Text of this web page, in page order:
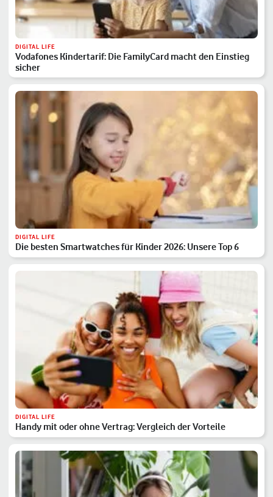
DIGITAL LIFE
Vodafones Kindertarif: Die FamilyCard macht den Einstieg
sicher
DIGITAL LIFE
Die besten Smartwatches für Kinder 2026: Unsere Top 6
DIGITAL LIFE
Handy mit oder ohne Vertrag: Vergleich der Vorteile